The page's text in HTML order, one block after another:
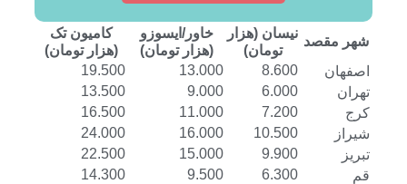
شهر مقصد
نیسان (هزار
تومان)
خاور/ایسوزو
(هزار تومان)
کامیون تک
(هزار تومان)
اصفهان
8.600
13.000
19.500
تهران
6.000
9.000
13.500
کرج
7.200
11.000
16.500
شیراز
10.500
16.000
24.000
تبریز
9.900
15.000
22.500
6.300
9.500
14.300